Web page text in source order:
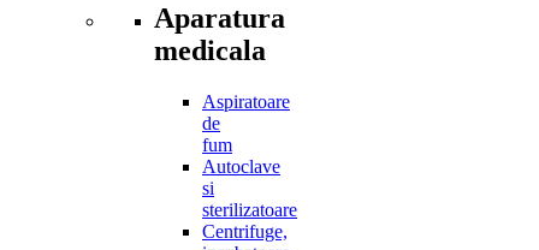
Aparatura
medicala
Aspiratoare
de
fum
Autoclave
si
sterilizatoare
Centrifuge,